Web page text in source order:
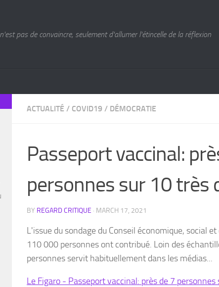
pas de convaincre, seulement d'allumer l'étincelle de la réflexion
ACTUALITÉ / COVID19 / DÉMOCRATIE
Passeport vaccinal:
personnes sur 10 très
BY REGARD CRITIQUE · MARCH 17, 2021
L'issue du sondage du Conseil économique, social
110 000 personnes ont contribué. Loin des
personnes servit habituellement dans les médias...
Le Figaro - Passeport vaccinal: près de 7